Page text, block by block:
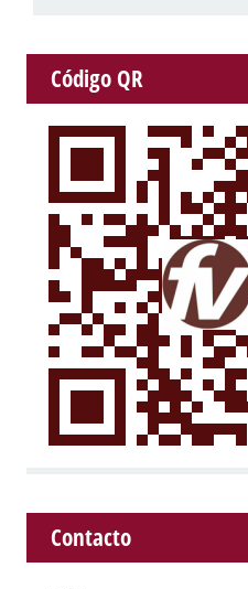
Código QR
Contacto